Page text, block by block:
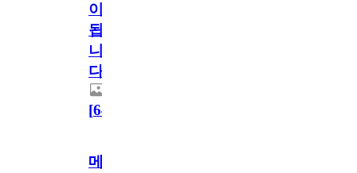
이
됩
니
다.
[64
메